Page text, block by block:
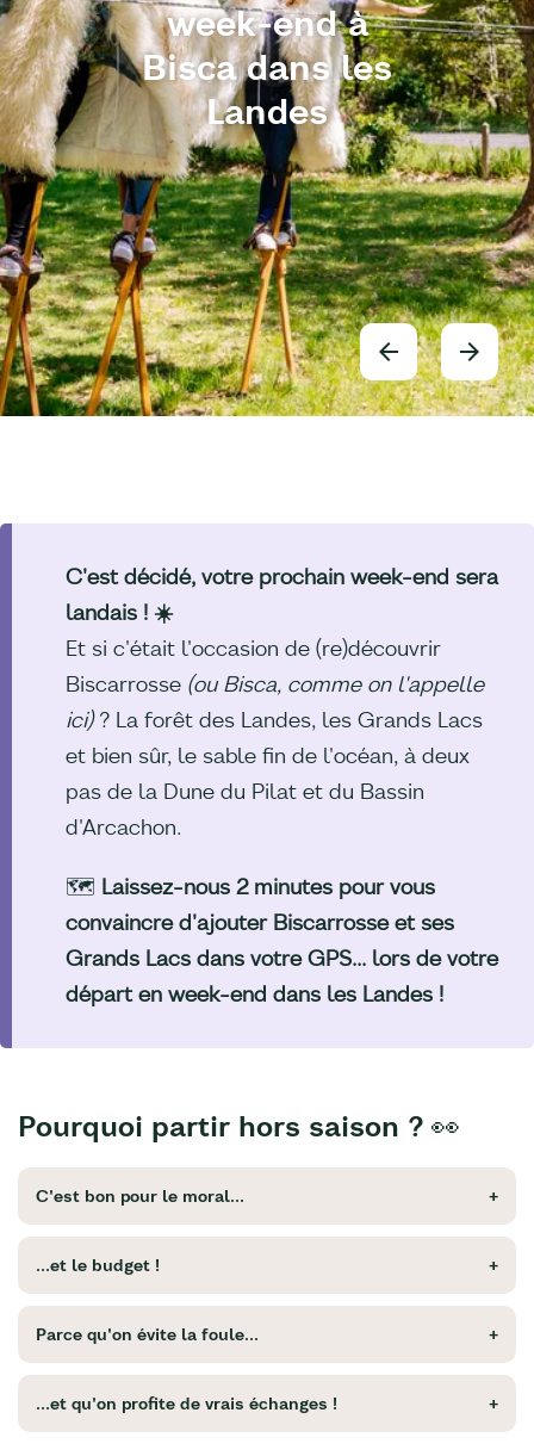
week-end à
Bisca dans les
Landes
C'est décidé, votre prochain week-end sera
landais ! ☀️
Et si c'était l'occasion de (re)découvrir
Biscarrosse (ou Bisca, comme on l'appelle
ici)? La forêt des Landes, les Grands Lacs
et bien sûr, le sable fin de l'océan, à deux
pas de la Dune du Pilat et du Bassin
d'Arcachon.
🗺️ Laissez-nous 2 minutes pour vous
convaincre d'ajouter Biscarrosse et ses
Grands Lacs dans votre GPS... lors de votre
départ en week-end dans les Landes !
Pourquoi partir hors saison ? 👀
C'est bon pour le moral...
...et le budget !
Parce qu'on évite la foule...
...et qu'on profite de vrais échanges !